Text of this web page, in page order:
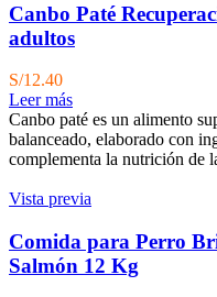
Canbo Paté
adultos
S/12.40
Leer más
Canbo paté es un alimento
balanceado, elaborado con
complementa la nutrición de
Vista previa
Comida para Perro
Salmón 12 Kg